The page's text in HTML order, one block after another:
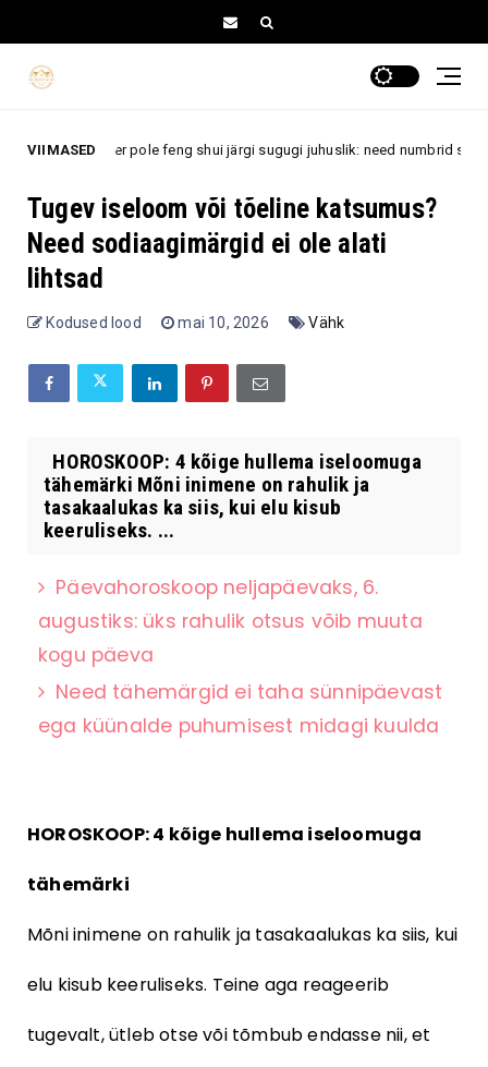
VIIMASEDpole feng shui järgi sugugi juhuslik: need numbrid seostuvad
Tugev iseloom või tõeline katsumus?
Need sodiaagimärgid ei ole alati
lihtsad
Kodused lood mai 10, 2026 Vähk
HOROSKOOP: 4 kõige hullema iseloomuga
tähemärki Mõni inimene on rahulik ja
tasakaalukas ka siis, kui elu kisub
keeruliseks. ...
Päevahoroskoop neljapäevaks, 6.
augustiks: üks rahulik otsus võib muuta
kogu päeva
Need tähemärgid ei taha sünnipäevast
ega küünalde puhumisest midagi kuulda
HOROSKOOP: 4 kõige hullema iseloomuga
tähemärki
Mõni inimene on rahulik ja tasakaalukas ka siis, kui
elu kisub keeruliseks. Teine aga reageerib
tugevalt, ütleb otse või tõmbub endasse nii, et